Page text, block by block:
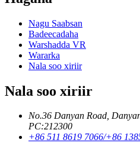
Nagu Saabsan
Badeecadaha
Warshadda VR
Wararka
Nala soo xiriir
Nala soo xiriir
No.36 Danyan Road,
PC:212300
+86 511 8619 7066/+86